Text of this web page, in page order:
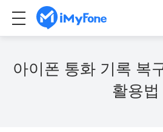
아이폰 통화 기록 복
활용법